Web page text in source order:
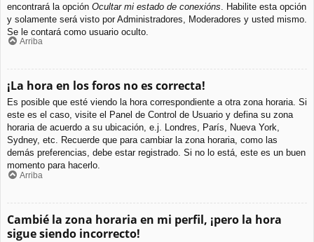
encontrará la opción Ocultar mi estado de conexións . Habilite esta opción
y solamente será visto por Administradores, Moderadores y usted mismo.
Se le contará como usuario oculto.
Arriba
¡La hora en los foros no es correcta!
Es posible que esté viendo la hora correspondiente a otra zona horaria. Si
este es el caso, visite el Panel de Control de Usuario y defina su zona
horaria de acuerdo a su ubicación, e.j. Londres, París, Nueva York,
Sydney, etc. Recuerde que para cambiar la zona horaria, como las
demás preferencias, debe estar registrado. Si no lo está, este es un buen
momento para hacerlo.
Arriba
Cambié la zona horaria en mi perfil, ¡pero la hora
sigue siendo incorrecto!